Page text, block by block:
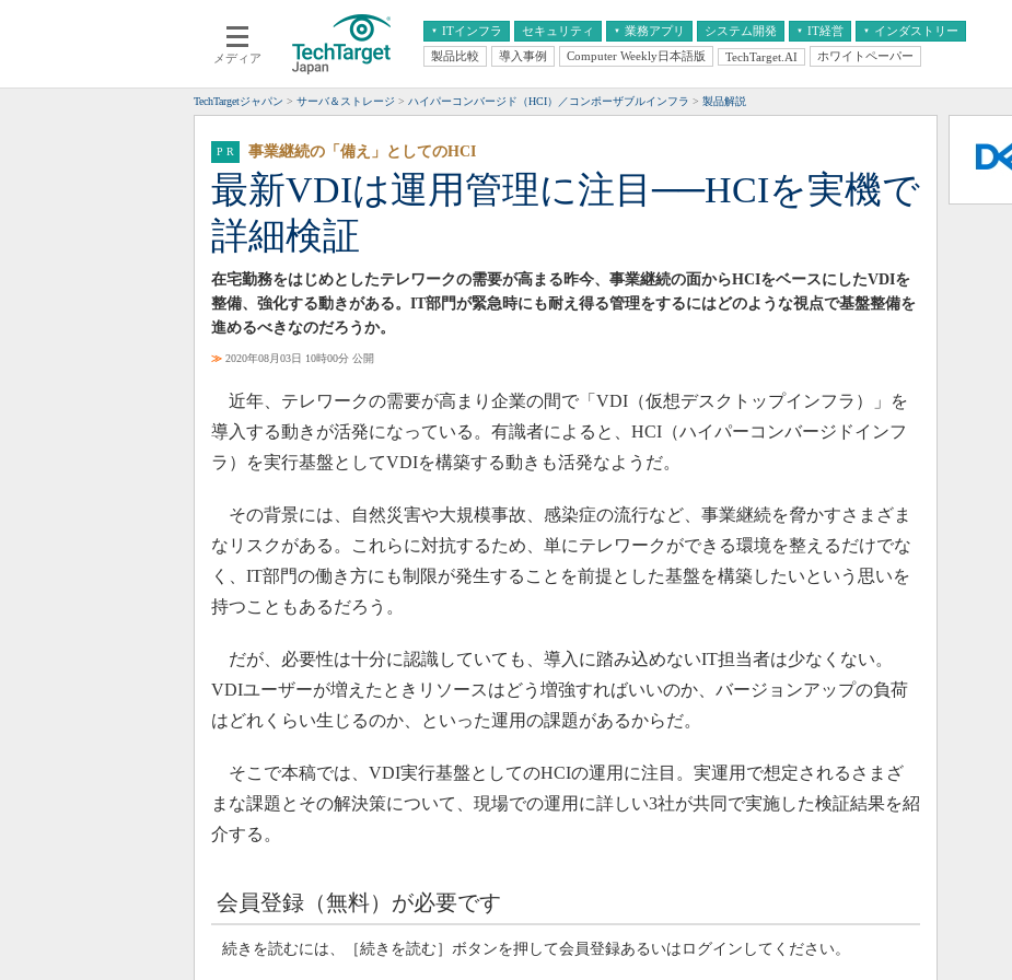
メディア
ITインフラ
クラウド
スマートモバイル
ネットワーク
システム運用管理
セキュリティ 業務アプリ
エンタープライズAI
ERP
CX
情報系システム
システム開発 IT経営
経営とIT
中堅・中小企業とIT
インダストリー
医療IT
製品比較 導入事例 Computer Weekly日本語版 TechTarget.AI ホワイトペーパー
TechTargetジャパン サーバ＆ストレージ ハイパーコンバージド（HCI）／コンポーザブルインフラ 製品解説
最新VDIは運用管理に注目──HCIを実機で
詳細検証
事業継続の「備え」としてのHCI
在宅勤務をはじめとしたテレワークの需要が高まる昨今、事業継続の面からHCIをベースにしたVDIを
整備、強化する動きがある。IT部門が緊急時にも耐え得る管理をするにはどのような視点で基盤整備を
進めるべきなのだろうか。
≫ 2020年08月03日 10時00分 公開
近年、テレワークの需要が高まり企業の間で「VDI（仮想デスクトップインフラ）」を
導入する動きが活発になっている。有識者によると、HCI（ハイパーコンバージドインフ
ラ）を実行基盤としてVDIを構築する動きも活発なようだ。
その背景には、自然災害や大規模事故、感染症の流行など、事業継続を脅かすさまざま
なリスクがある。これらに対抗するため、単にテレワークができる環境を整えるだけでな
く、IT部門の働き方にも制限が発生することを前提とした基盤を構築したいという思いを
持つこともあるだろう。
だが、必要性は十分に認識していても、導入に踏み込めないIT担当者は少なくない。
VDIユーザーが増えたときリソースはどう増強すればいいのか、バージョンアップの負荷
はどれくらい生じるのか、といった運用の課題があるからだ。
そこで本稿では、VDI実行基盤としてのHCIの運用に注目。実運用で想定されるさまざ
まな課題とその解決策について、現場での運用に詳しい3社が共同で実施した検証結果を紹
介する。
会員登録（無料）が必要です
続きを読むには、［続きを読む］ボタンを押して会員登録あるいはログインしてください。